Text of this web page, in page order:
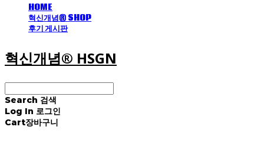
HOME
혁신개념® SHOP
후기 게시판
혁신개념® HSGN
Search 검색
Log In 로그인
Cart장바구니